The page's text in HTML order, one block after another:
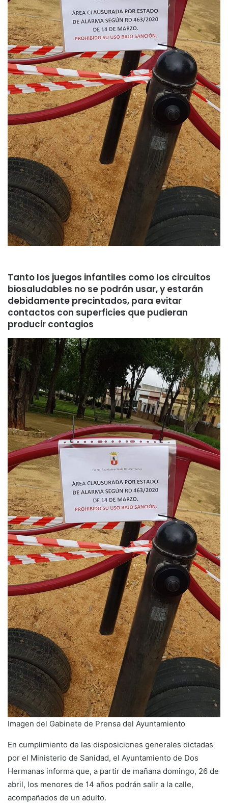
Tanto los juegos infantiles como los circuitos
biosaludables no se podrán usar, y estarán
debidamente precintados, para evitar
contactos con superficies que pudieran
producir contagios
Imagen del Gabinete de Prensa del Ayuntamiento
En cumplimiento de las disposiciones generales dictadas
por el Ministerio de Sanidad, el Ayuntamiento de Dos
Hermanas informa que, a partir de mañana domingo, 26 de
abril, los menores de 14 años podrán salir a la calle,
acompañados de un adulto.